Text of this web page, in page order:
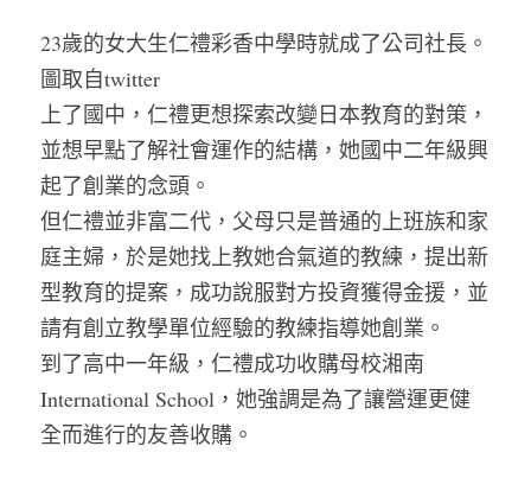
23歲的女大生仁禮彩香中學時就成了公司社長。
圖取自twitter
上了國中，仁禮更想探索改變日本教育的對策，
並想早點了解社會運作的結構，她國中二年級興
起了創業的念頭。
但仁禮並非富二代，父母只是普通的上班族和家
庭主婦，於是她找上教她合氣道的教練，提出新
型教育的提案，成功說服對方投資獲得金援，並
請有創立教學單位經驗的教練指導她創業。
到了高中一年級，仁禮成功收購母校湘南
International School，她強調是為了讓營運更健
全而進行的友善收購。